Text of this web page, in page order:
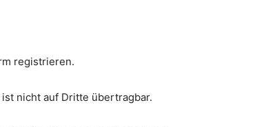
registrieren.
nicht auf Dritte übertragbar.